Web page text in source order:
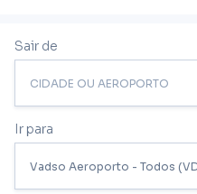
Sair de
Ir para